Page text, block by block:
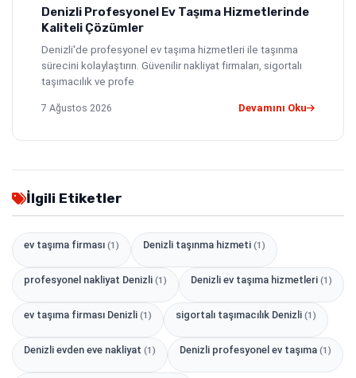
Denizli Profesyonel Ev Taşıma Hizmetlerinde
Kaliteli Çözümler
Denizli'de profesyonel ev taşıma hizmetleri ile taşınma
sürecini kolaylaştırın. Güvenilir nakliyat firmaları, sigortalı
taşımacılık ve profe
7 Ağustos 2026 Devamını Oku
İlgili Etiketler
ev taşıma firması (1) Denizli taşınma hizmeti (1)
profesyonel nakliyat Denizli (1) Denizli ev taşıma hizmetleri (1)
ev taşıma firması Denizli (1) sigortalı taşımacılık Denizli (1)
Denizli evden eve nakliyat (1) Denizli profesyonel ev taşıma (1)